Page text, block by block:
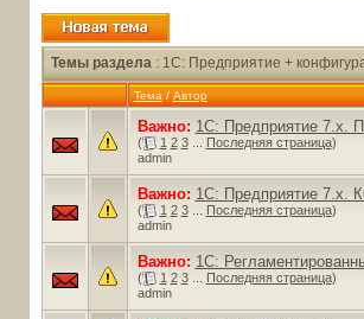
Темы раздела: 1C: Предприятие +
Тема / Автор
Важно: 1С: Предприятие
( 1 2 3... Последняя страница)
admin
Важно: 1С: Предприятие
( 1 2 3... Последняя страница)
admin
Важно: 1С:
( 1 2 3... Последняя страница)
admin